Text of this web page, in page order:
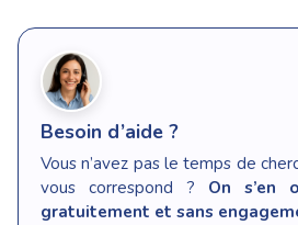
Besoin d’aide ?
Vous n’avez pas le temps de
vous correspond ? On s’en
gratuitement et sans